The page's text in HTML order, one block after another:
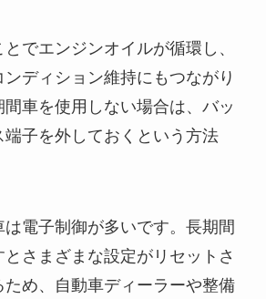
でエンジンオイルが循環し、
ディション維持にもつながり
間車を使用しない場合は、バッ
子を外しておくという方法
は電子制御が多いです。長期間
さまざまな設定がリセットさ
め、自動車ディーラーや整備